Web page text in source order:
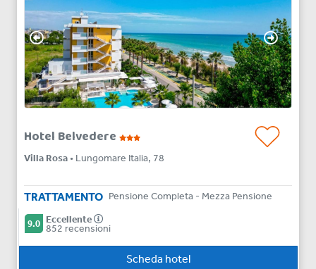
Hotel Belvedere
Villa Rosa • Lungomare Italia, 78
TRATTAMENTO Pensione Completa - Mezza Pensione
9.0 Eccellente
852 recensioni
Scheda hotel